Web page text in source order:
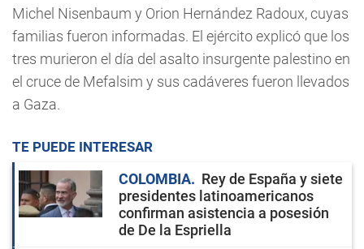
Michel Nisenbaum y Orion Hernández Radoux, cuyas
familias fueron informadas. El ejército explicó que los
tres murieron el día del asalto insurgente palestino en
el cruce de Mefalsim y sus cadáveres fueron llevados
a Gaza.
TE PUEDE INTERESAR
COLOMBIA
Rey de España y siete
presidentes latinoamericanos
confirman asistencia a posesión
de De la Espriella